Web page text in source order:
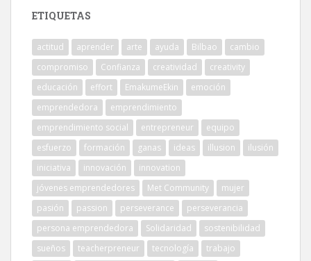
ETIQUETAS
actitud aprender arte ayuda Bilbao
cambio
compromiso
Confianza creatividad
creativity
educación
effort EmakumeEkin
emoción
emprendedora
emprendimiento
emprendimiento social
entrepreneur
equipo
esfuerzo
formación ganas ideas illusion
ilusión
iniciativa
innovación
innovation
jóvenes emprendedores
Met Community
mujer
pasión
passion perseverance
perseverancia
persona emprendedora
Solidaridad
sostenibilidad
sueños
teacherpreneur tecnología
trabajo